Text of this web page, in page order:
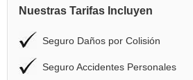
Nuestras Tarifas Incluyen
Seguro Daños por Colisión
Seguro Accidentes Personales